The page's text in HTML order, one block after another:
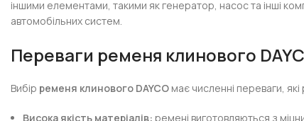
іншими елементами, такими як генератор, насос та інші
автомобільних систем.
Переваги ременя клинового
Вибір ременя клинового DAYCO має численні переваги,
Висока якість матеріалів: ремені виготовляються з